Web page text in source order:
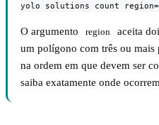
yolo solutions count
O argumento region
aceita
um polígono com três ou mais
na ordem em que devem ser
saiba exatamente onde